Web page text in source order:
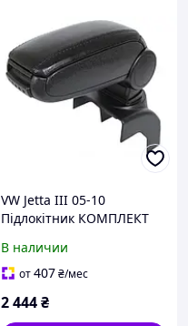
VW Jetta III 05-10
Підлокітник КОМПЛЕКТ
монтажний комплект
В наличии
от407₴/мес
2 444₴